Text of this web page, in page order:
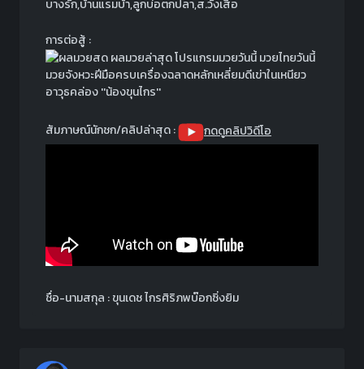
บางรัก,บ้านแรมบ้า,ลูกบ่อตกปลา,ส.วังเสือ
การต่อสู้ :
มวยจังหวะฝีมือครบเครื่องฉลาดหลักเหลี่ยมดีเข่าในเหนียว
อาวุธคล่อง ''น้องขุนไกร''
สัมภาษณ์นักชก/คลิปล่าสุด : กดดูคลิปวิดีโอ
ชื่อ-นามสกุล : ขุนเดช ไกรศิริภพบ๊อกซิ่งยิม